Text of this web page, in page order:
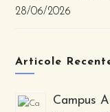
28/06/2026
Articole
Campus